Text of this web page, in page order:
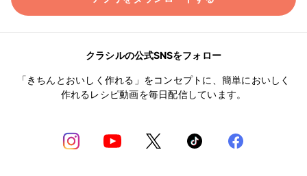
クラシルの公式SNSをフォロー
「きちんとおいしく作れる」をコンセプトに、簡単においしく
作れるレシピ動画を毎日配信しています。